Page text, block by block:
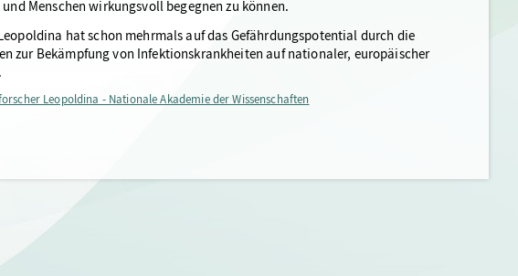
Menschen wirkungsvoll begegnen zu können.
hat schon mehrmals auf das Gefährdungspotential durch die
zur Bekämpfung von Infektionskrankheiten auf nationaler, europäischer
Leopoldina - Nationale Akademie der Wissenschaften